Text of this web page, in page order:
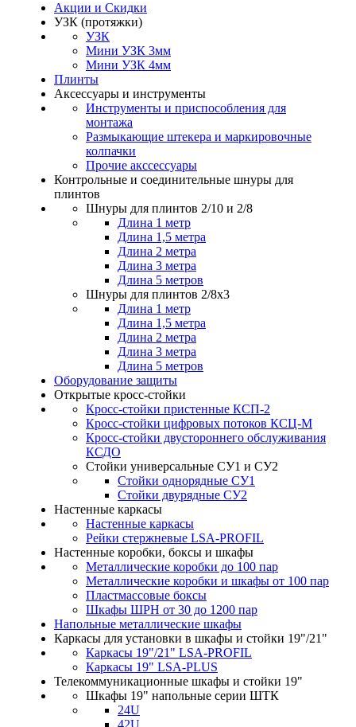
Акции и Скидки
УЗК (протяжки)
УЗК
Мини УЗК 3мм
Мини УЗК 4мм
Плинты
Аксессуары и инструменты
Инструменты и приспособления для
монтажа
Размыкающие штекера и маркировочные
колпачки
Прочие акссессуары
Контрольные и соединительные шнуры для
плинтов
Шнуры для плинтов 2/10 и 2/8
Длина 1 метр
Длина 1,5 метра
Длина 2 метра
Длина 3 метра
Длина 5 метров
Шнуры для плинтов 2/8х3
Длина 1 метр
Длина 1,5 метра
Длина 2 метра
Длина 3 метра
Длина 5 метров
Оборудование защиты
Открытые кросс-стойки
Кросс-стойки пристенные КСП-2
Кросс-стойки цифровых потоков КСЦ-M
Кросс-стойки двустороннего обслуживания
КСДО
Стойки универсальные СУ1 и СУ2
Стойки однорядные СУ1
Стойки двурядные СУ2
Настенные каркасы
Настенные каркасы
Рейки стержневые LSA-PROFIL
Настенные коробки, боксы и шкафы
Металлические коробки до 100 пар
Металлические коробки и шкафы от 100 пар
Пластмассовые боксы
Шкафы ШРН от 30 до 1200 пар
Напольные металлические шкафы
Каркасы для установки в шкафы и стойки 19"/21"
Каркасы 19"/21" LSA-PROFIL
Каркасы 19" LSA-PLUS
Телекоммуникационные шкафы и стойки 19"
Шкафы 19" напольные серии ШТК
24U
42U